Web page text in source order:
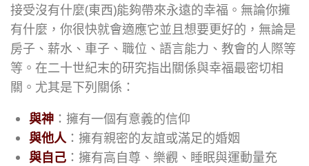
接受沒有什麼(東西)能夠帶來永遠的幸福。無論你擁
有什麼，你很快就會適應它並且想要更好的，無論是
房子、薪水、車子、職位、語言能力、教會的人際等
等。在二十世紀末的研究指出關係與幸福最密切相
關。尤其是下列關係：
與神 ：擁有一個有意義的信仰
與他人 ：擁有親密的友誼或滿足的婚姻
與自己 ：擁有高自尊、樂觀、睡眠與運動量充